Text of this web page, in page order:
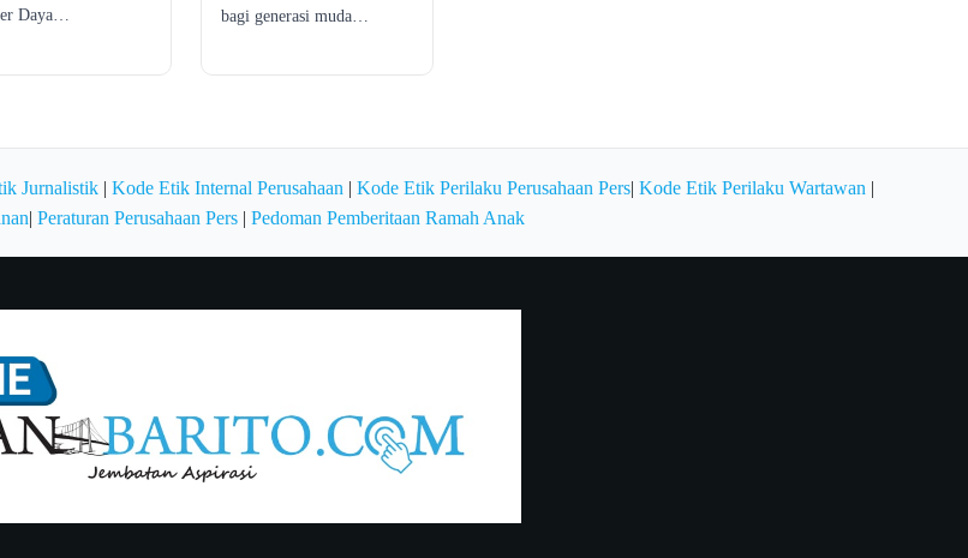
Daya…
bagi generasi muda…
Jurnalistik | Kode Etik Internal Perusahaan | Kode Etik Perilaku Perusahaan Pers| Kode Etik Perilaku Wartawan |
| Peraturan Perusahaan Pers| Pedoman Pemberitaan Ramah Anak